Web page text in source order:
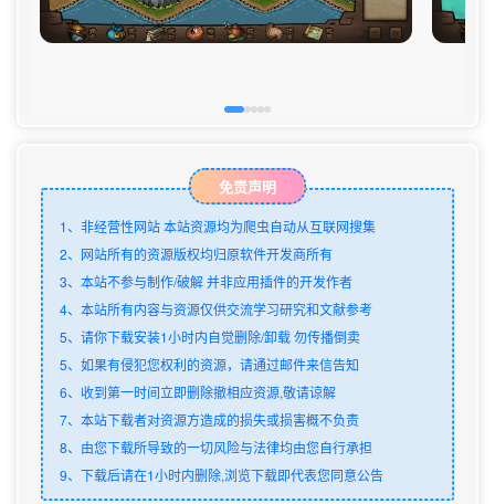
免责声明
1、非经营性网站 本站资源均为爬虫自动从互联网搜集
2、网站所有的资源版权均归原软件开发商所有
3、本站不参与制作/破解 并非应用插件的开发作者
4、本站所有内容与资源仅供交流学习研究和文献参考
5、请你下载安装1小时内自觉删除/卸载 勿传播倒卖
5、如果有侵犯您权利的资源，请通过邮件来信告知
6、收到第一时间立即删除撤相应资源,敬请谅解
7、本站下载者对资源方造成的损失或损害概不负责
8、由您下载所导致的一切风险与法律均由您自行承担
9、下载后请在1小时内删除,浏览下载即代表您同意公告